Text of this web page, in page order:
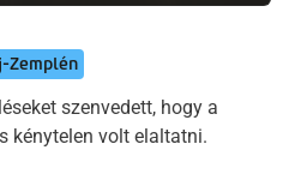
Zemplén
szenvedett, hogy a
kénytelen volt elaltatni.